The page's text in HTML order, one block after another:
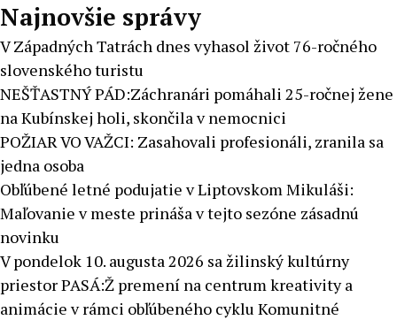
Najnovšie správy
V Západných Tatrách dnes vyhasol život 76-ročného
slovenského turistu
NEŠŤASTNÝ PÁD:Záchranári pomáhali 25-ročnej žene
na Kubínskej holi, skončila v nemocnici
POŽIAR VO VAŽCI: Zasahovali profesionáli, zranila sa
jedna osoba
Obľúbené letné podujatie v Liptovskom Mikuláši:
Maľovanie v meste prináša v tejto sezóne zásadnú
novinku
V pondelok 10. augusta 2026 sa žilinský kultúrny
priestor PASÁ:Ž premení na centrum kreativity a
animácie v rámci obľúbeného cyklu Komunitné